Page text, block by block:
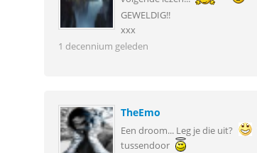
GEWELDIG!!
xxx
1 decennium geleden
TheEmo
Een droom... Leg je die uit?
tussendoor